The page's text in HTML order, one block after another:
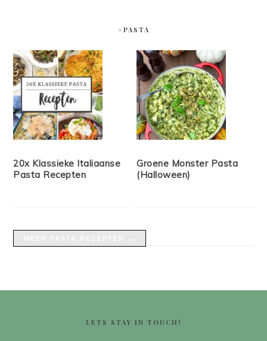
#PASTA
20x Klassieke Italiaanse
Pasta Recepten
Groene Monster Pasta
(Halloween)
LETS STAY IN TOUCH!